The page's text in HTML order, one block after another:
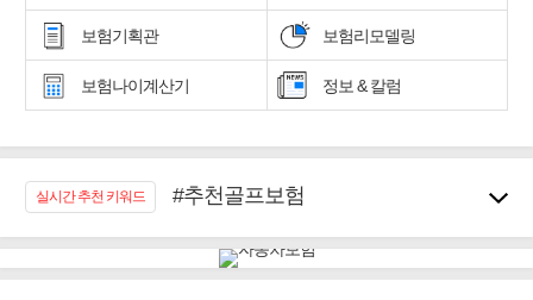
보험기획관 보험리모델링
보험나이계산기 정보 & 칼럼
실시간 추천 키워드
#추천골프보험
#노후대비 연금재테크!